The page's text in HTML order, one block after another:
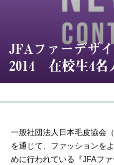
JFAファーデザ
2014 在校生4名
一般社団法人日本毛皮協会
を通じて、ファッションを
めに行われている『JFAフ